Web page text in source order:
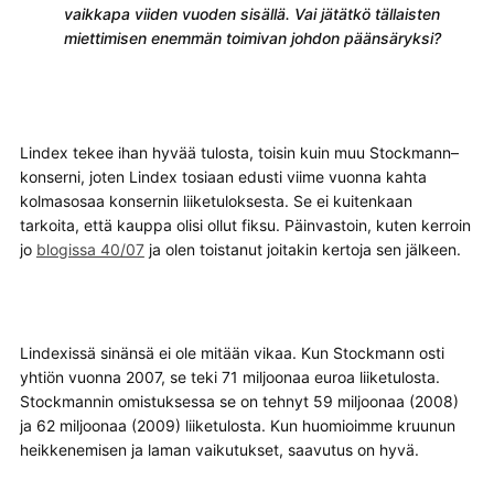
vaikkapa viiden vuoden sisällä. Vai jätätkö tällaisten
miettimisen enemmän toimivan johdon päänsäryksi?
Lindex tekee ihan hyvää tulosta, toisin kuin muu Stockmann–
konserni, joten Lindex tosiaan edusti viime vuonna kahta
kolmasosaa konsernin liiketuloksesta. Se ei kuitenkaan
tarkoita, että kauppa olisi ollut fiksu. Päinvastoin, kuten kerroin
jo blogissa 40/07ja olen toistanut joitakin kertoja sen jälkeen.
Lindexissä sinänsä ei ole mitään vikaa. Kun Stockmann osti
yhtiön vuonna 2007, se teki 71 miljoonaa euroa liiketulosta.
Stockmannin omistuksessa se on tehnyt 59 miljoonaa (2008)
ja 62 miljoonaa (2009) liiketulosta. Kun huomioimme kruunun
heikkenemisen ja laman vaikutukset, saavutus on hyvä.